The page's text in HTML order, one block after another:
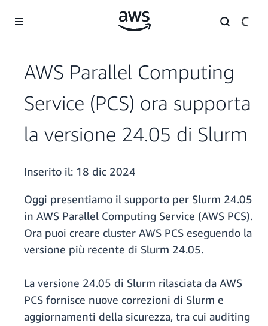
AWS Parallel Computing
Service (PCS) ora supporta
la versione 24.05 di Slurm
Inserito il: 18 dic 2024
Oggi presentiamo il supporto per Slurm 24.05
in AWS Parallel Computing Service (AWS PCS).
Ora puoi creare cluster AWS PCS eseguendo la
versione più recente di Slurm 24.05.
La versione 24.05 di Slurm rilasciata da AWS
PCS fornisce nuove correzioni di Slurm e
aggiornamenti della sicurezza, tra cui auditing